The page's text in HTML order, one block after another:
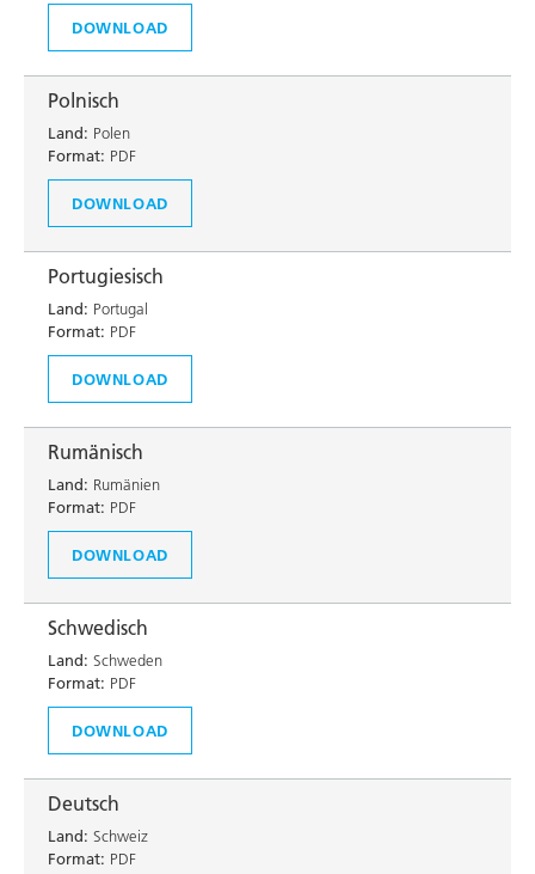
DOWNLOAD
Polnisch
Land: Polen
Format: PDF
DOWNLOAD
Portugiesisch
Land: Portugal
Format: PDF
DOWNLOAD
Rumänisch
Land: Rumänien
Format: PDF
DOWNLOAD
Schwedisch
Land: Schweden
Format: PDF
DOWNLOAD
Deutsch
Land: Schweiz
Format: PDF